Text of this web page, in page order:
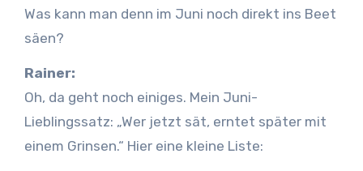
Was kann man denn im Juni noch direkt ins Beet
säen?
Rainer:
Oh, da geht noch einiges. Mein Juni-
Lieblingssatz: „Wer jetzt sät, erntet später mit
einem Grinsen.“ Hier eine kleine Liste: